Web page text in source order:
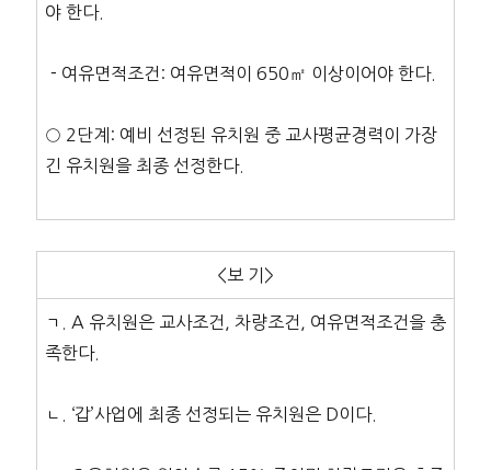
야 한다.
－여유면적조건: 여유면적이 650㎡ 이상이어야 한다.
○ 2단계: 예비 선정된 유치원 중 교사평균경력이 가장
긴 유치원을 최종 선정한다.
<보 기>
ㄱ. A 유치원은 교사조건, 차량조건, 여유면적조건을 충
족한다.
ㄴ. ‘갑’사업에 최종 선정되는 유치원은 D이다.